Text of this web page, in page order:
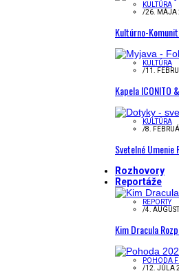
KULTÚRA
/26. MÁJA
Kultúrno-
KULTÚRA
/11.
Kapela ICONITO
KULTÚRA
/8.
Svetelné
Rozhovory
Reportáže
REPORTY
/4.
Kim Dracula
POHODA
/12. JÚLA